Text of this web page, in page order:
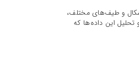
و طیف‌های مختلف،
این داده‌ها که